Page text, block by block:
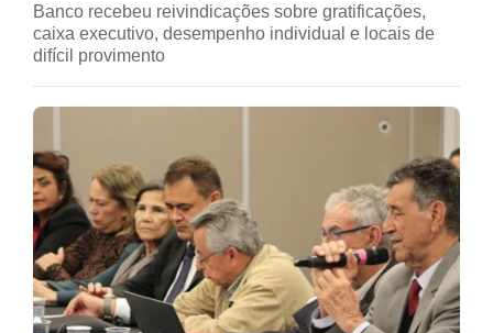
Banco recebeu reivindicações sobre gratificações,
caixa executivo, desempenho individual e locais de
difícil provimento